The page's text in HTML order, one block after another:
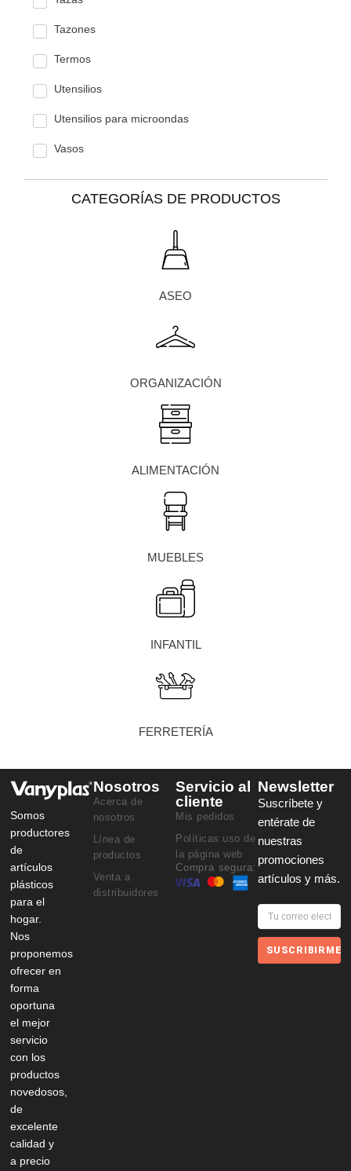
Tazones
Termos
Utensilios
Utensilios para microondas
Vasos
CATEGORÍAS DE PRODUCTOS
ASEO
ORGANIZACIÓN
ALIMENTACIÓN
MUEBLES
INFANTIL
FERRETERÍA
Somos
productores
de
artículos
plásticos
para el
hogar.
Nos
proponemos
ofrecer en
forma
oportuna
el mejor
servicio
con los
productos
novedosos,
de
excelente
calidad y
a precio
Nosotros
Acerca de
nosotros
Línea de
productos
Venta a
distribuidores
Servicio al
cliente
Mis pedidos
Políticas uso de
la página web
Compra segura:
Newsletter
Suscríbete y
entérate de
nuestras
promociones
artículos y más.
SUSCRIBIRME